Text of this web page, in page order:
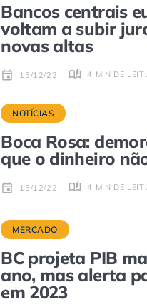
Bancos centrais
voltam a subir
novas altas
15/12/22 4 MIN DE
NOTÍCIAS
Boca Rosa:
que o dinheiro
15/12/22 4 MIN DE
MERCADO
BC projeta PIB
ano, mas alerta
em 2023